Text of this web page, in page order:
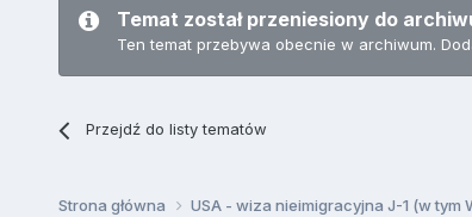
Temat został przeniesiony do
Ten temat przebywa obecnie w archiwum.
Przejdź do listy tematów
Strona główna USA - wiza nieimigracyjna J-1 (w tym